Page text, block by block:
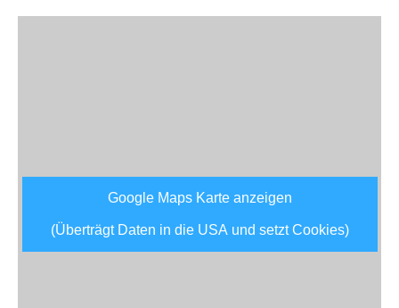
Google Maps Karte anzeigen
(Überträgt Daten in die USA und setzt Cookies)